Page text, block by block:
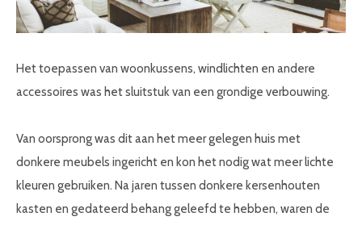
Het toepassen van woonkussens, windlichten en andere
accessoires was het sluitstuk van een grondige verbouwing.
Van oorsprong was dit aan het meer gelegen huis met
donkere meubels ingericht en kon het nodig wat meer lichte
kleuren gebruiken. Na jaren tussen donkere kersenhouten
kasten en gedateerd behang geleefd te hebben, waren de